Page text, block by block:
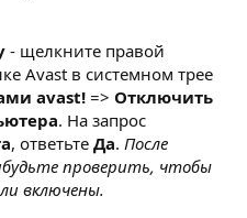
- щелкните правой
Avast в системном трее
avast! => Отключить
. На запрос
, ответьте Да. После
проверить, чтобы
включены.